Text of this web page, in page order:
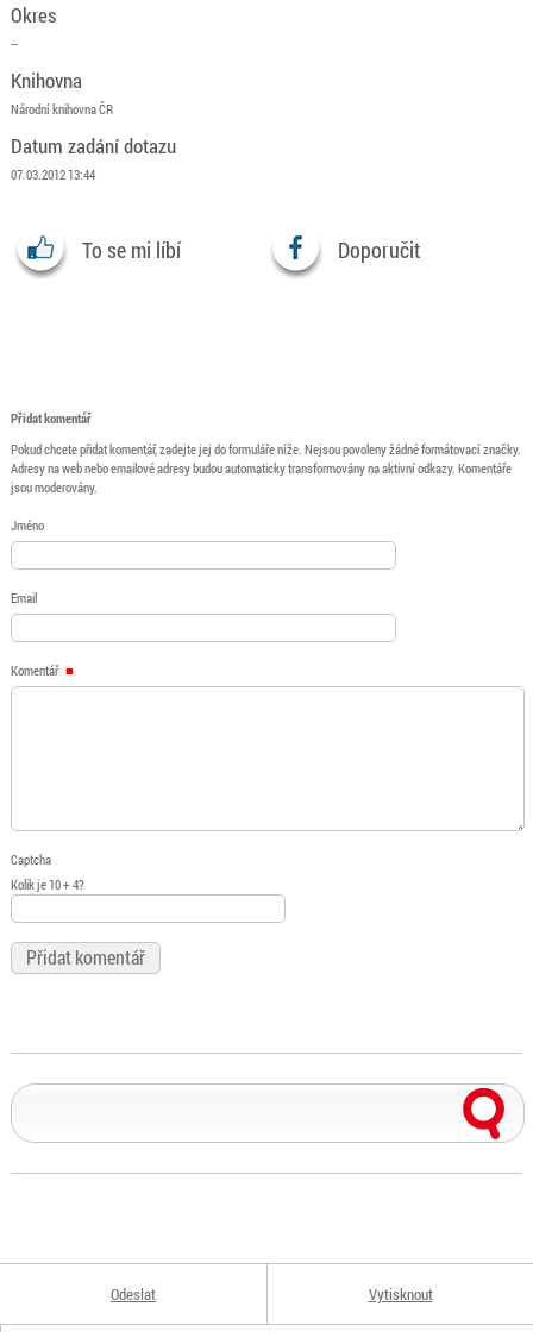
Okres
--
Knihovna
Národní knihovna ČR
Datum zadání dotazu
07.03.2012 13:44
To se mi líbí Doporučit
Přidat komentář
Pokud chcete přidat komentář, zadejte jej do formuláře níže. Nejsou povoleny žádné formátovací značky.
Adresy na web nebo emailové adresy budou automaticky transformovány na aktivní odkazy. Komentáře
jsou moderovány.
Jméno
Email
Komentář
Captcha
Kolik je 10 + 4?
Odeslat Vytisknout